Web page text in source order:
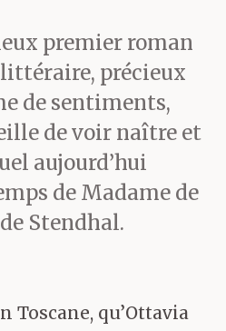
premier roman
précieux
de sentiments,
de voir naître et
aujourd’hui
de Madame de
Stendhal.
Toscane, qu’Ottavia